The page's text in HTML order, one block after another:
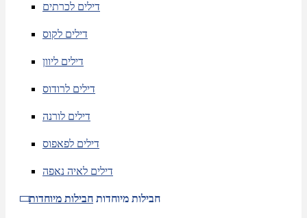
דילים לכרתים
דילים לקוס
דילים ליוון
דילים לרודוס
דילים לורנה
דילים לפאפוס
דילים לאיה נאפה
חבילות מיוחדות חבילות מיוחדות